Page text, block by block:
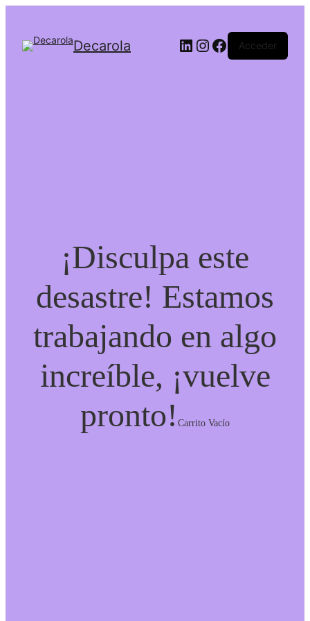
Decarola Acceder
¡Disculpa este
desastre! Estamos
trabajando en algo
increíble, ¡vuelve
pronto!